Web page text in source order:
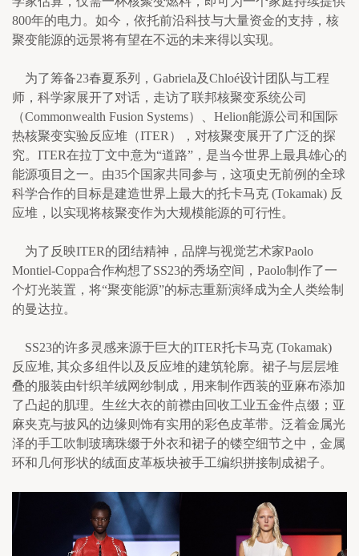
800年的电力。如今，依托前沿科技与大量资金的支持，核
聚变能源的远景将有望在不远的未来得以实现。
为了筹备23春夏系列，Gabriela及Chloé设计团队与工程
师，科学家展开了对话，走访了联邦核聚变系统公司
（Commonwealth Fusion Systems）、Helion能源公司和国际
热核聚变实验反应堆（ITER），对核聚变展开了广泛的探
究。ITER在拉丁文中意为“道路”，是当今世界上最具雄心的
能源项目之一。由35个国家共同参与，这项史无前例的全球
科学合作的目标是建造世界上最大的托卡马克 (Tokamak) 反
应堆，以实现将核聚变作为大规模能源的可行性。
为了反映ITER的团结精神，品牌与视觉艺术家Paolo
Montiel-Coppa合作构想了SS23的秀场空间，Paolo制作了一
个灯光装置，将“聚变能源”的标志重新演绎成为全人类绘制
的曼达拉。
SS23的许多灵感来源于巨大的ITER托卡马克 (Tokamak)
反应堆, 其众多组件以及反应堆的建筑轮廓。裙子与层层堆
叠的服装由针织羊绒网纱制成，用来制作西装的亚麻布添加
了凸起的肌理。生丝大衣的前襟由回收工业五金件点缀；亚
麻夹克与披风的边缘则饰有实用的彩色皮革带。泛着金属光
泽的手工吹制玻璃珠缀于外衣和裙子的镂空细节之中，金属
环和几何形状的绒面皮革板块被手工编织拼接制成裙子。